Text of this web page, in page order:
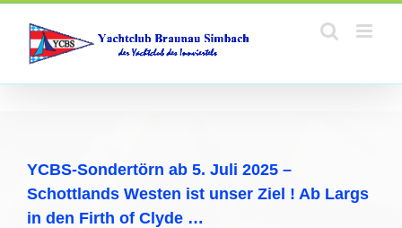
Zum
springen
YCBS-Sondertörn ab 5. Juli 2025 –
Schottlands Westen ist unser Ziel ! Ab Largs
in den Firth of Clyde …